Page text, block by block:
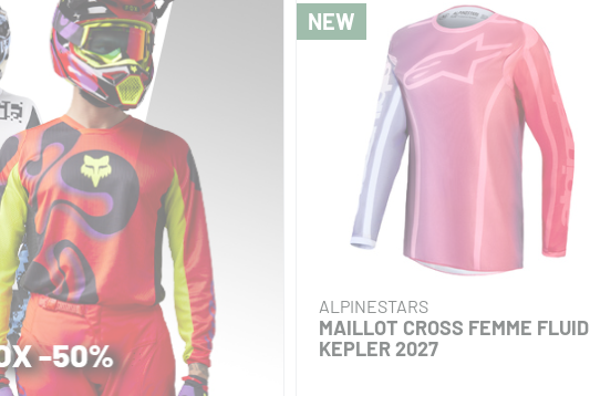
NEW
ALPINESTARS
MAILLOT CROSS FEMME FLUID
KEPLER 2027